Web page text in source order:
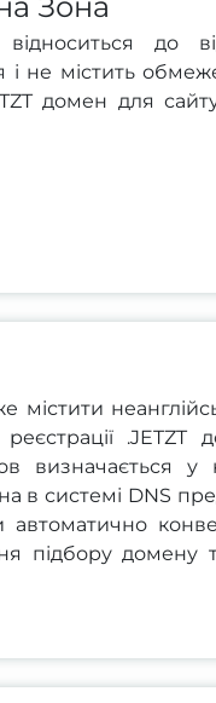
до
і не містить
домен для
містити
визначається у
в системі DNS
автоматично
підбору домену